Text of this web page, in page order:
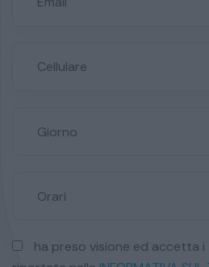
Giorno
Orari
ha preso visione ed accetta i